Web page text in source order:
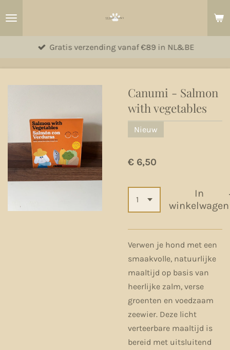
hoofdinhoud
Gratis verzending vanaf €89 in NL&BE
Canumi - Salmon
with vegetables
Nieuw
€ 6,50
In
winkelwagen
Verwen je hond met een
smaakvolle, natuurlijke
maaltijd op basis van
heerlijke zalm, verse
groenten en voedzaam
zeewier. Deze licht
verteerbare maaltijd is
bereid met uitsluitend